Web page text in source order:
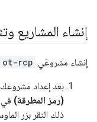
إنشاء المشاريع
إنشاء مشروعَي ot-rcp
بعد إعداد
(رمز المطرقة) في
ذلك النقر بزر